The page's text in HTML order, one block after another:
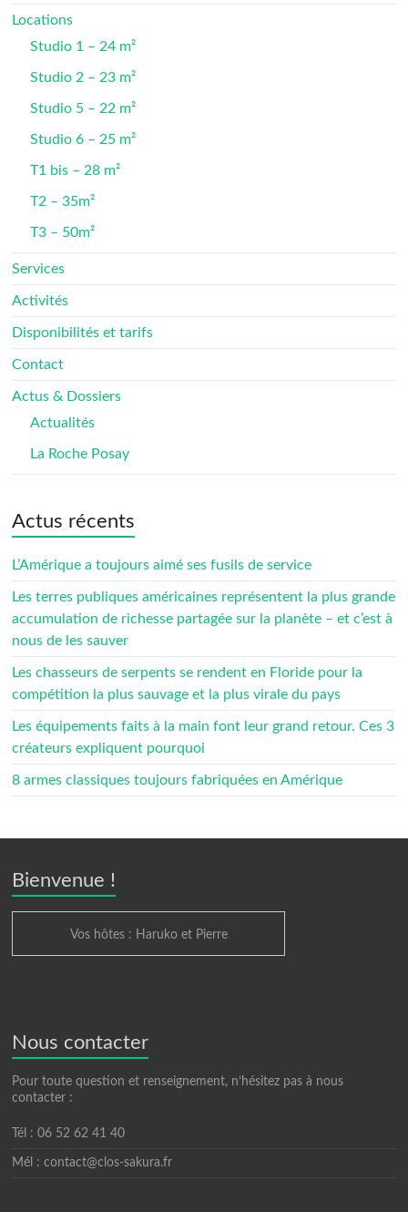
Locations
Studio 1 – 24 m²
Studio 2 – 23 m²
Studio 5 – 22 m²
Studio 6 – 25 m²
T1 bis – 28 m²
T2 – 35m²
T3 – 50m²
Services
Activités
Disponibilités et tarifs
Contact
Actus & Dossiers
Actualités
La Roche Posay
Actus récents
L’Amérique a toujours aimé ses fusils de service
Les terres publiques américaines représentent la plus grande
accumulation de richesse partagée sur la planète – et c’est à
nous de les sauver
Les chasseurs de serpents se rendent en Floride pour la
compétition la plus sauvage et la plus virale du pays
Les équipements faits à la main font leur grand retour. Ces 3
créateurs expliquent pourquoi
8 armes classiques toujours fabriquées en Amérique
Bienvenue !
Vos hôtes : Haruko et Pierre
Nous contacter
Pour toute question et renseignement, n’hésitez pas à nous
contacter :
Tél : 06 52 62 41 40
Mél : contact@clos-sakura.fr